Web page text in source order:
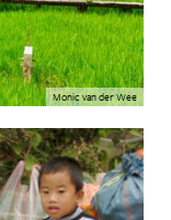
Monic van der Wee